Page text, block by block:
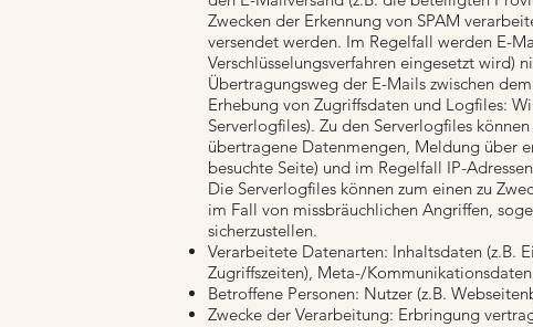
Zwecken der Erkennung von SPAM
versendet werden. Im Regelfall werden E-
Verschlüsselungsverfahren eingesetzt wird)
Übertragungsweg der E-Mails zwischen
Erhebung von Zugriffsdaten und Logfiles:
Serverlogfiles). Zu den Serverlogfiles
übertragene Datenmengen, Meldung über
besuchte Seite) und im Regelfall IP-
Die Serverlogfiles können zum einen zu
im Fall von missbräuchlichen Angriffen,
sicherzustellen.
Verarbeitete Datenarten: Inhaltsdaten (z.B.
Zugriffszeiten), Meta-/
Betroffene Personen: Nutzer (z.B.
Zwecke der Verarbeitung: Erbringung